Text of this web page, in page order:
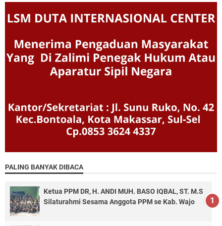
PALING BANYAK DIBACA
Ketua PPM DR, H. ANDI MUH. BASO IQBAL, ST. M.S
Silaturahmi Sesama Anggota PPM se Kab. Wajo